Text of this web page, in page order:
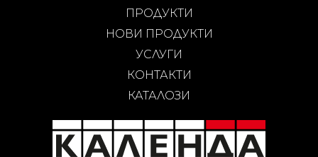
ПРОДУКТИ
НОВИ ПРОДУКТИ
УСЛУГИ
КОНТАКТИ
КАТАЛОЗИ